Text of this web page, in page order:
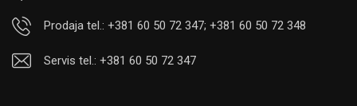
Prodaja tel.: +381 60 50 72 347; +381 60 50 72 348
Servis tel.: +381 60 50 72 347